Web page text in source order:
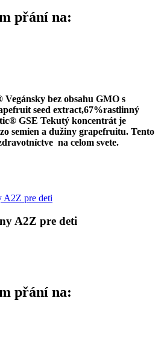
přání na:
bez obsahu GMO s
seed extract,67%rastlinný
GSE Tekutý koncentrát je
semien a dužiny grapefruitu. Tento
na celom svete.
A2Z pre deti
přání na: